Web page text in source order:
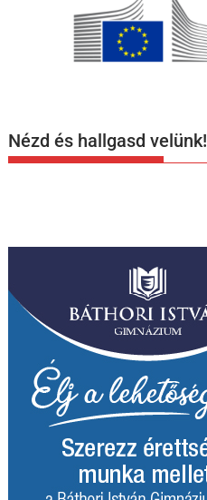
Nézd és hallgasd velünk!